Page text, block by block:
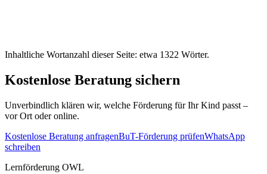
Inhaltliche Wortanzahl dieser Seite: etwa 1322 Wörter.
Kostenlose Beratung sichern
Unverbindlich klären wir, welche Förderung für Ihr Kind passt –
vor Ort oder online.
Kostenlose Beratung anfragenBuT-Förderung prüfenWhatsApp
schreiben
Lernförderung OWL